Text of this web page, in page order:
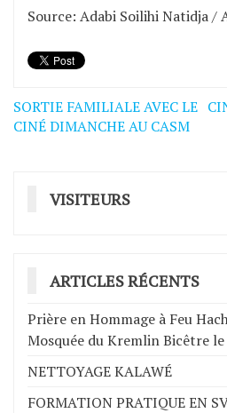
Source: Adabi Soilihi Natidja /
Navigation
SORTIE FAMILIALE AVEC LE
CINÉ DIMANCHE AU CASM
VISITEURS
ARTICLES RÉCENTS
Prière en Hommage à Feu
Mosquée du Kremlin Bicêtre
NETTOYAGE KALAWÉ
FORMATION PRATIQUE EN